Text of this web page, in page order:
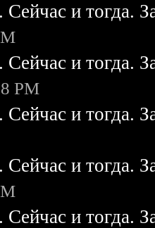
Сейчас и тогда.
Сейчас и тогда.
PM
Сейчас и тогда.
Сейчас и тогда.
Сейчас и тогда.